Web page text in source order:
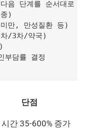
단계를 순서대로 수
)
만, 만성질환 등)
/3차/약국)
부담률 결정
단점
간 35-600% 증가